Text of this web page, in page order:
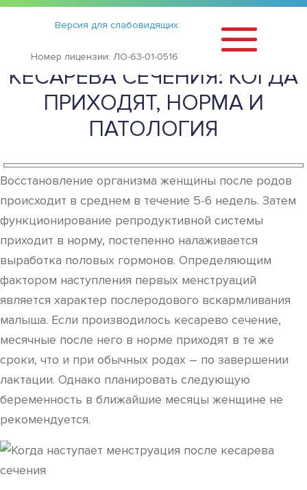
Версия для слабовидящих
Номер лицензии: ЛО-63-01-0516
Статьи ›
МЕСЯЧНЫЕ ПОСЛЕ
КЕСАРЕВА СЕЧЕНИЯ: КОГДА
ПРИХОДЯТ, НОРМА И
ПАТОЛОГИЯ
Восстановление организма женщины после родов
происходит в среднем в течение 5-6 недель. Затем
функционирование репродуктивной системы
приходит в норму, постепенно налаживается
выработка половых гормонов. Определяющим
фактором наступления первых менструаций
является характер послеродового вскармливания
малыша. Если производилось кесарево сечение,
месячные после него в норме приходят в те же
сроки, что и при обычных родах – по завершении
лактации. Однако планировать следующую
беременность в ближайшие месяцы женщине не
рекомендуется.